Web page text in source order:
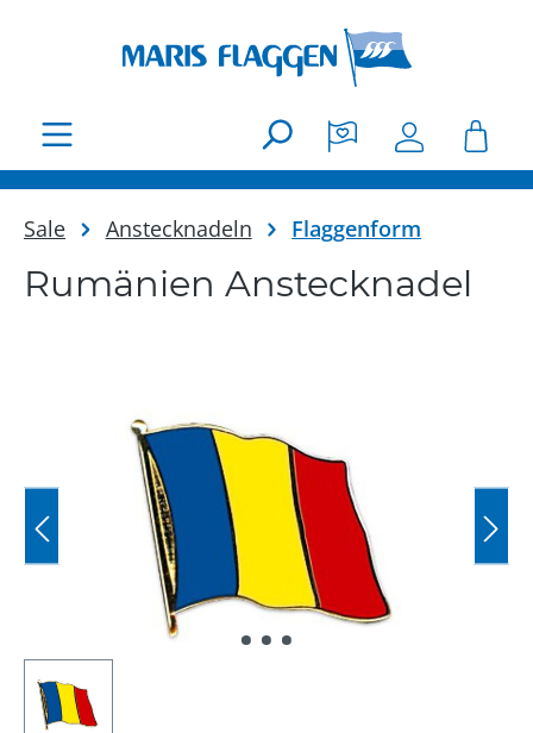
Sale Anstecknadeln Flaggenform
Rumänien Anstecknadel